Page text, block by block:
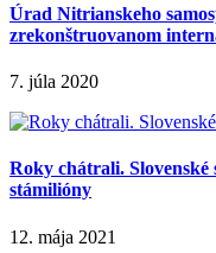
Úrad Nitrianskeho
zrekonštruovanom
7. júla 2020
Roky chátrali. Slovenské
stámilióny
12. mája 2021